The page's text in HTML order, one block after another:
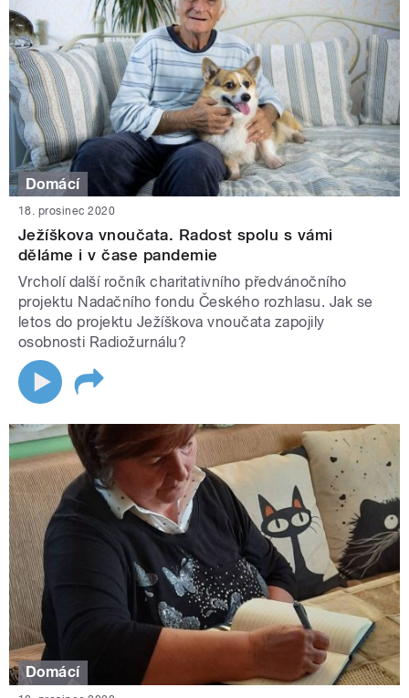
Domácí
18. prosinec 2020
Ježíškova vnoučata. Radost spolu s vámi
děláme i v čase pandemie
Vrcholí další ročník charitativního předvánočního
projektu Nadačního fondu Českého rozhlasu. Jak se
letos do projektu Ježíškova vnoučata zapojily
osobnosti Radiožurnálu?
Domácí